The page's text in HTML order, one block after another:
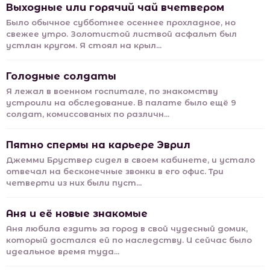
Выходные или горячий чай вчетвером
Было обычное субботнее осеннее прохладное, но
свежее утро. Золотистой листвой асфальт был
устлан кругом. Я стоял на крыл...
Голодные солдаты
Я лежал в военном госпитале, по знакомству
устроили на обследование. В палате было ещё 9
солдат, комиссованых по различн...
Пятно спермы на карьере Эврил
Джемми Бруствер сидел в своем кабинете, и устало
отвечал на бесконечные звонки в его офис. Три
четверти из них были пуст...
Аня и её новые знакомые
Аня любила ездить за город в свой чудесный домик,
который достался ей по наследству. И сейчас было
идеальное время туда...